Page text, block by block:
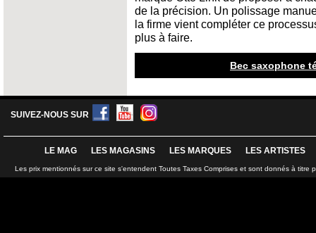
de la précision. Un polissage
la firme vient compléter ce
plus à faire.
Bec saxophone
SUIVEZ-NOUS SUR
LE MAG LES MAGASINS LES MARQUES LES ARTISTES
Les prix mentionnés sur ce site s'entendent Toutes Taxes Comprises et sont donnés à